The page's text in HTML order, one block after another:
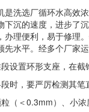
选厂循环水高效浓
下沉的速度，进步了
办理便利，易于修理
先水平。经多个厂家
置环形支座，在截
，要严厉检测其笔
＜0.3mm）、小浓